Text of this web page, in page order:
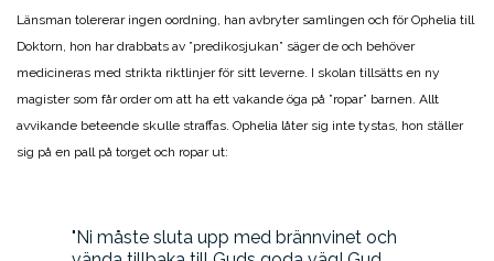
Länsman tolererar ingen oordning, han avbryter samlingen och för Ophelia till
Doktorn, hon har drabbats av ”predikosjukan” säger de och behöver
medicineras med strikta riktlinjer för sitt leverne. I skolan tillsätts en ny
magister som får order om att ha ett vakande öga på ”ropar” barnen. Allt
avvikande beteende skulle straffas. Ophelia låter sig inte tystas, hon ställer
sig på en pall på torget och ropar ut:
Ni måste sluta upp med brännvinet och